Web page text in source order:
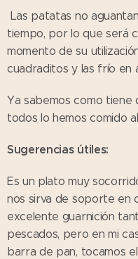
Las patatas no
tiempo, por lo que será
momento de su
cuadraditos y las frío en
Ya sabemos como tiene
todos lo hemos comido
Sugerencias útiles:
Es un plato muy
nos sirva de soporte en
excelente guarnición
pescados, pero en mi
barra de pan, tocamos